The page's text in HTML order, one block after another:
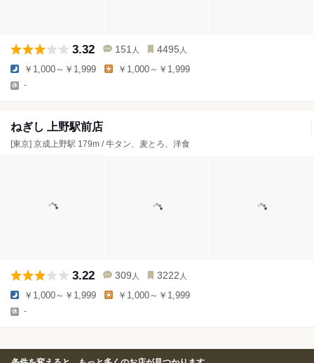
3.32 151 人 4495 人
￥1,000～￥1,999 ￥1,000～￥1,999
-
ねぎし 上野駅前店
[東京] 京成上野駅 179m / 牛タン、麦とろ、洋食
3.22 309 人 3222 人
￥1,000～￥1,999 ￥1,000～￥1,999
-